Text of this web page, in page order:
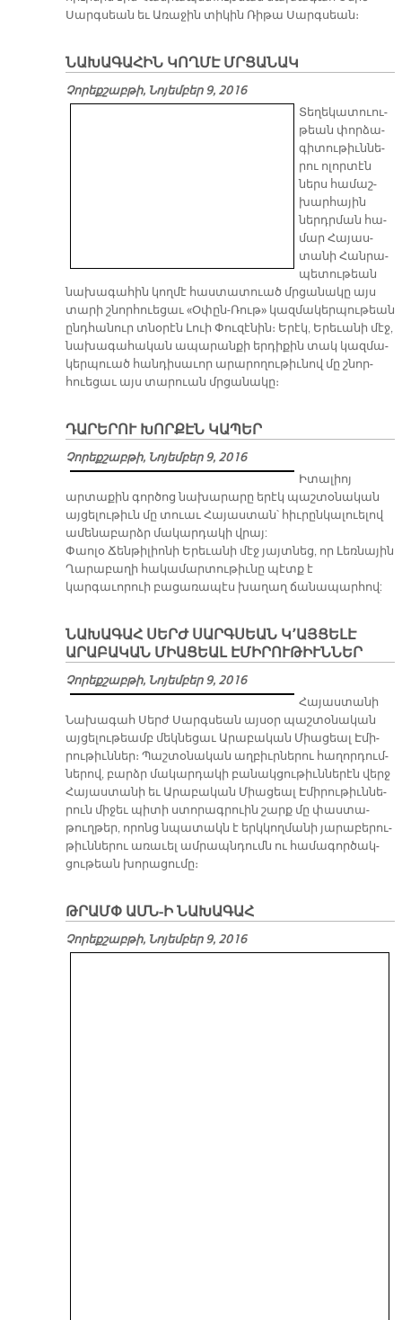
Սարգ­սեան եւ Ա­ռա­ջին տի­կին Ռի­թա Սարգ­սեան։
ՆԱԽԱԳԱՀԻՆ ԿՈՂՄԷ ՄՐՑԱՆԱԿ
Չորեքշաբթի, Նոյեմբեր 9, 2016
Տե­ղե­կա­տուու­
թեան փոր­ձա­
գի­տու­թիւն­նե­
րու ո­լոր­տէն
ներս հա­մաշ­
խար­հա­յին
ներդր­ման հա­
մար Հա­յաս­
տա­նի Հան­րա­
պե­տու­թեան
նա­խա­գա­հին կող­մէ հաս­տա­տուած մրցա­նա­կը այս
տա­րի շնոր­հուե­ցաւ «Օ­փըն-Ռութ» կազ­մա­կեր­պու­թեան
ընդ­հա­նուր տնօ­րէն Լուի Փու­զէ­նին։ Ե­րէկ, Ե­րե­ւա­նի մէջ,
նա­խա­գա­հա­կան ա­պա­րան­քի եր­դի­քին տակ կազ­մա­
կեր­պուած հան­դի­սա­ւոր ա­րա­րո­ղու­թիւ­նով մը շնոր­
հուե­ցաւ այս տա­րուան մրցա­նա­կը։
ԴԱՐԵՐՈՒ ԽՈՐՔԷՆ ԿԱՊԵՐ
Չորեքշաբթի, Նոյեմբեր 9, 2016
Իտալիոյ
արտաքին գործոց նախարարը երէկ պաշտօնական
այցելութիւն մը տուաւ Հայաստան՝ հիւրընկալուելով
ամենաբարձր մակարդակի վրայ:
Փաոլօ Ճենթիլիոնի Երեւանի մէջ յայտնեց, որ Լեռնային
Ղարաբաղի հակամարտութիւնը պէտք է
կարգաւորուի բացառապէս խաղաղ ճանապարհով:
ՆԱԽԱԳԱՀ ՍԵՐԺ ՍԱՐԳՍԵԱՆ Կ՚ԱՅՑԵԼԷ
ԱՐԱԲԱԿԱՆ ՄԻԱՑԵԱԼ ԷՄԻՐՈՒԹԻՒՆՆԵՐ
Չորեքշաբթի, Նոյեմբեր 9, 2016
Հա­յաս­տա­նի
Նա­խա­գահ Սերժ Սարգ­սեան այ­սօր պաշ­տօ­նա­կան
այ­ցե­լու­թեամբ մեկ­նե­ցաւ Ա­րա­բա­կան Միա­ցեալ Է­մի­
րու­թիւն­ներ։ Պաշ­տօ­նա­կան աղ­բիւր­նե­րու հա­ղոր­դում­
նե­րով, բարձր մա­կար­դա­կի բա­նակ­ցու­թիւն­նե­րէն վերջ
Հա­յաս­տա­նի եւ Ա­րա­բա­կան Միա­ցեալ Է­մի­րու­թիւն­նե­
րուն մի­ջեւ պի­տի ստո­րագ­րուին շարք մը փաս­տա­
թուղ­թեր, ո­րոնց նպա­տակն է երկ­կող­մա­նի յա­րա­բե­րու­
թիւն­նե­րու ա­ռա­ւել ամ­րապն­դումն ու հա­մա­գոր­ծակ­
ցու­թեան խո­րա­ցու­մը։
ԹՐԱՄՓ ԱՄՆ-Ի ՆԱԽԱԳԱՀ
Չորեքշաբթի, Նոյեմբեր 9, 2016